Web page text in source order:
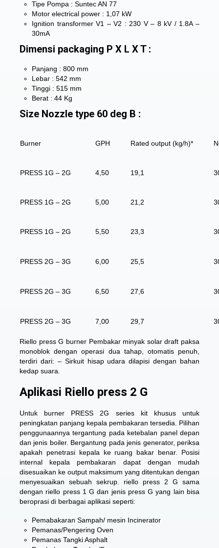
Tipe Pompa : Suntec AN 77
Motor electrical power : 1,07 kW
Ignition transformer V1 – V2 : 230 V – 8 kV / 1.8A –
30mA
Dimensi packaging P X L X T :
Panjang : 800 mm
Lebar : 542 mm
Tinggi : 515 mm
Berat : 44 Kg
Size Nozzle type 60 deg B :
Burner GPH Rated output (kg/h)*
PRESS 1G – 2G 4,50 19,1
PRESS 1G – 2G 5,00 21,2
PRESS 1G – 2G 5,50 23,3
PRESS 2G – 3G 6,00 25,5
PRESS 2G – 3G 6,50 27,6
PRESS 2G – 3G 7,00 29,7
Riello press G burner Pembakar minyak solar draft paksa
monoblok dengan operasi dua tahap, otomatis penuh,
terdiri dari: – Sirkuit hisap udara dilapisi dengan bahan
kedap suara.
Aplikasi Riello press 2 G
Untuk burner PRESS 2G series kit khusus untuk
peningkatan panjang kepala pembakaran tersedia. Pilihan
penggunaannya tergantung pada ketebalan panel depan
dan jenis boiler. Bergantung pada jenis generator, periksa
apakah penetrasi kepala ke ruang bakar benar. Posisi
internal kepala pembakaran dapat dengan mudah
disesuaikan ke output maksimum yang ditentukan dengan
menyesuaikan sebuah sekrup. riello press 2 G sama
dengan riello press 1 G dan jenis press G yang lain bisa
beroprasi di berbagai aplikasi seperti:
Pemabakaran Sampah/ mesin Incinerator
Pemanas/Pengering Oven
Pemanas Tangki Asphalt